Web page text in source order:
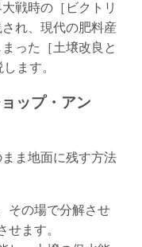
戦時の［ビクトリ
れ、現代の肥料産
った［土壌改良と
ます。
ップ・アン
ま地面に残す方法
その場で分解させ
せます。